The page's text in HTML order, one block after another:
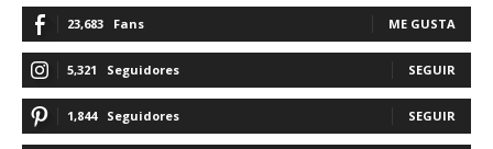
23,683 Fans ME GUSTA
5,321 Seguidores SEGUIR
1,844 Seguidores SEGUIR